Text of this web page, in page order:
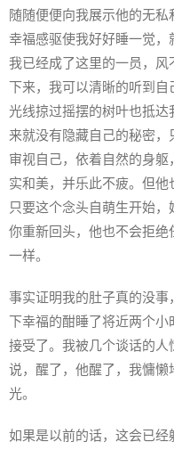
随随便便向我展示他的无
幸福感驱使我好好睡一觉，
我已经成了这里的一员，
下来，我可以清晰的听到自
光线掠过摇摆的树叶也抵
来就没有隐藏自己的秘密
审视自己，依着自然的身
实和美，并乐此不疲。但他
只要这个念头自萌生开始
你重新回头，他也不会拒
一样。
事实证明我的肚子真的没
下幸福的酣睡了将近两个
接受了。我被几个谈话的
说，醒了，他醒了，我慵
光。
如果是以前的话，这会已